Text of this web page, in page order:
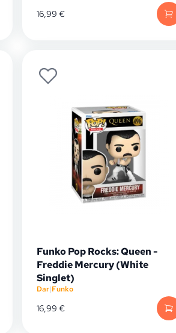
16,99 €
Funko Pop Rocks: Queen -
Freddie Mercury (White
Singlet)
Dar|Funko
16,99 €